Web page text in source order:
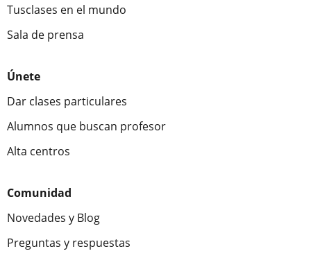
Tusclases en el mundo
Sala de prensa
Únete
Dar clases particulares
Alumnos que buscan profesor
Alta centros
Comunidad
Novedades y Blog
Preguntas y respuestas